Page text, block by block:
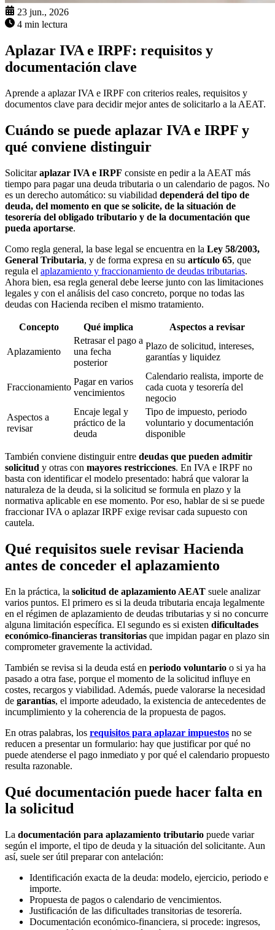
23 jun., 2026
4 min lectura
Aplazar IVA e IRPF: requisitos y
documentación clave
Aprende a aplazar IVA e IRPF con criterios reales, requisitos y
documentos clave para decidir mejor antes de solicitarlo a la AEAT.
Cuándo se puede aplazar IVA e IRPF y
qué conviene distinguir
Solicitaraplazar IVA e IRPF consiste en pedir a la AEAT más
tiempo para pagar una deuda tributaria o un calendario de pagos. No
es un derecho automático: su viabilidad dependerá del tipo de
deuda, del momento en que se solicite, de la situación de
tesorería del obligado tributario y de la documentación que
pueda aportarse.
Como regla general, la base legal se encuentra en la Ley 58/2003,
General Tributaria, y de forma expresa en su artículo 65, que
regula el aplazamiento y fraccionamiento de deudas tributarias.
Ahora bien, esa regla general debe leerse junto con las limitaciones
legales y con el análisis del caso concreto, porque no todas las
deudas con Hacienda reciben el mismo tratamiento.
Concepto Qué implica Aspectos a revisar
Aplazamiento
Retrasar el pago a
una fecha
posterior
Plazo de solicitud, intereses,
garantías y liquidez
Fraccionamiento
Pagar en varios
vencimientos
Calendario realista, importe de
cada cuota y tesorería del
negocio
Aspectos a
revisar
Encaje legal y
práctico de la
deuda
Tipo de impuesto, periodo
voluntario y documentación
disponible
También conviene distinguir entre deudas que pueden admitir
solicitud y otras con mayores restricciones. En IVA e IRPF no
basta con identificar el modelo presentado: habrá que valorar la
naturaleza de la deuda, si la solicitud se formula en plazo y la
normativa aplicable en ese momento. Por eso, hablar de si se puede
fraccionar IVA o aplazar IRPF exige revisar cada supuesto con
cautela.
Qué requisitos suele revisar Hacienda
antes de conceder el aplazamiento
En la práctica, la solicitud de aplazamiento AEAT suele analizar
varios puntos. El primero es si la deuda tributaria encaja legalmente
en el régimen de aplazamiento de deudas tributarias y si no concurre
alguna limitación específica. El segundo es si existen dificultades
económico-financieras transitorias que impidan pagar en plazo sin
comprometer gravemente la actividad.
También se revisa si la deuda está en periodo voluntario o si ya ha
pasado a otra fase, porque el momento de la solicitud influye en
costes, recargos y viabilidad. Además, puede valorarse la necesidad
de garantías, el importe adeudado, la existencia de antecedentes de
incumplimiento y la coherencia de la propuesta de pagos.
En otras palabras, los requisitos para aplazar impuestos no se
reducen a presentar un formulario: hay que justificar por qué no
puede atenderse el pago inmediato y por qué el calendario propuesto
resulta razonable.
Qué documentación puede hacer falta en
la solicitud
La documentación para aplazamiento tributario puede variar
según el importe, el tipo de deuda y la situación del solicitante. Aun
así, suele ser útil preparar con antelación:
Identificación exacta de la deuda: modelo, ejercicio, periodo e
importe.
Propuesta de pagos o calendario de vencimientos.
Justificación de las dificultades transitorias de tesorería.
Documentación económico-financiera, si procede: ingresos,